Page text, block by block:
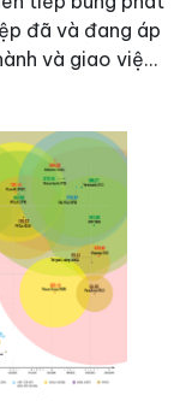
đã và đang áp
và giao việc
được xem như
ngược để
khăn của đại